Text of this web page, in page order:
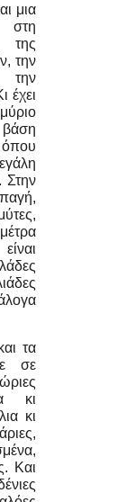
μια
της
την
την
έχει
βάση
όπου
Στην
τα
σε
κι
κι
Και